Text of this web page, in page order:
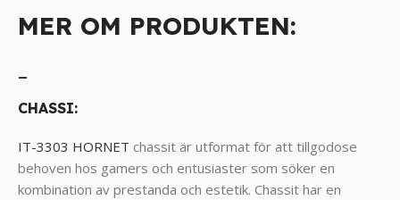
MER OM PRODUKTEN:
CHASSI:
IT-3303 HORNET chassit är utformat för att tillgodose
behoven hos gamers och entusiaster som söker en
kombination av prestanda och estetik. Chassit har en